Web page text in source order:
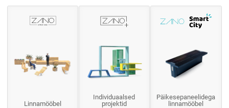
Linnamööbel
Individuaalsed
projektid
Päikesepaneelidega
linnamööbel